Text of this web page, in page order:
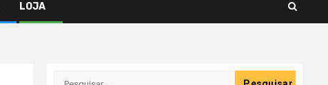
LOJA
Pesquisar